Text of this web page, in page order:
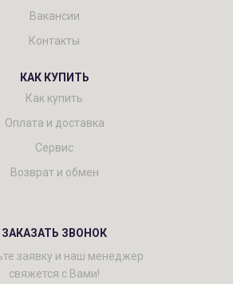
Вакансии
Контакты
КАК КУПИТЬ
Как купить
Оплата и доставка
Сервис
Возврат и обмен
ЗАКАЗАТЬ ЗВОНОК
заявку и наш менеджер
свяжется с Вами!